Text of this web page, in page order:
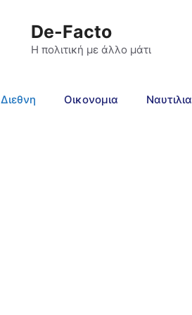
De-Facto
Η πολιτική με άλλο μάτι
Διεθνη Οικονομια Ναυτιλια